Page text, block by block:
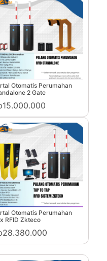
Otomatis Perumahan
2 Gate
Otomatis Perumahan
RFID Zkteco